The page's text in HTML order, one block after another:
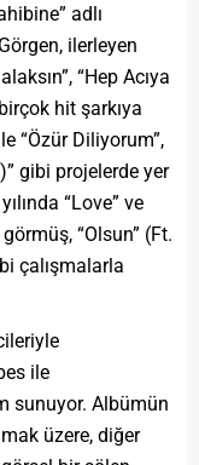
adlı
ilerleyen
“Hep Acıya
hit şarkıya
“Özür Diliyorum”,
gibi projelerde yer
“Love” ve
“Olsun” (Ft.
çalışmalarla
ile
sunuyor. Albümün
üzere, diğer